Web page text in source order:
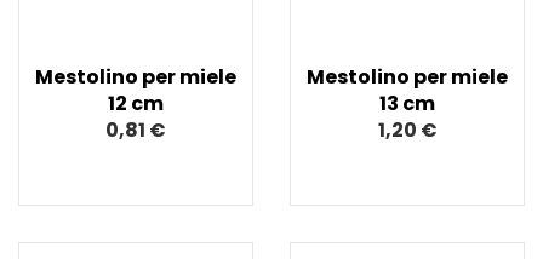
Mestolino per miele
12 cm
0,81 €
Mestolino per miele
13 cm
1,20 €